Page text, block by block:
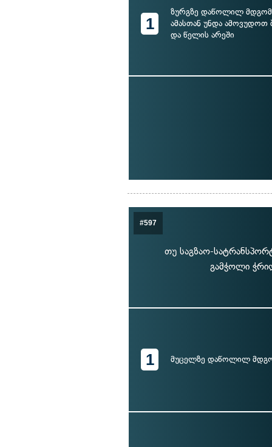
1
ზურგზე დაწოლილ
ამასთან უნდა ამოვუდოთ
და წელის არეში
#597
თუ საგზაო-
გამჭოლი
1 მუცელზე დაწოლილ